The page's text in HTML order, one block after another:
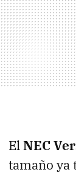
ElNEC
tamaño ya